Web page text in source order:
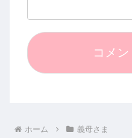
ホーム 義母さま